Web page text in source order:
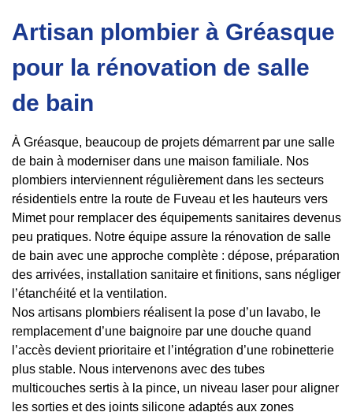
Artisan plombier à Gréasque
pour la rénovation de salle
de bain
À Gréasque, beaucoup de projets démarrent par une salle
de bain à moderniser dans une maison familiale. Nos
plombiers interviennent régulièrement dans les secteurs
résidentiels entre la route de Fuveau et les hauteurs vers
Mimet pour remplacer des équipements sanitaires devenus
peu pratiques. Notre équipe assure la rénovation de salle
de bain avec une approche complète : dépose, préparation
des arrivées, installation sanitaire et finitions, sans négliger
l’étanchéité et la ventilation.
Nos artisans plombiers réalisent la pose d’un lavabo, le
remplacement d’une baignoire par une douche quand
l’accès devient prioritaire et l’intégration d’une robinetterie
plus stable. Nous intervenons avec des tubes
multicouches sertis à la pince, un niveau laser pour aligner
les sorties et des joints silicone adaptés aux zones